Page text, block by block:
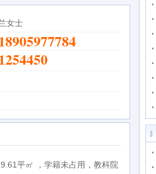
女士
平㎡ ，学籍未占用，教科院